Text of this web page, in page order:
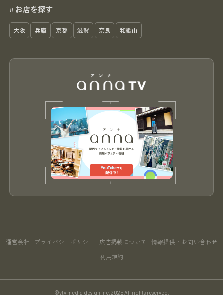
# お店を探す
大阪 兵庫 京都 滋賀 奈良 和歌山
運営会社 プライバシーポリシー 広告掲載について 情報提供・お問い合わせ
利用規約
©ytv media design Inc. 2025 All rights reserved.